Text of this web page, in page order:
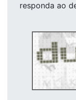
responda ao